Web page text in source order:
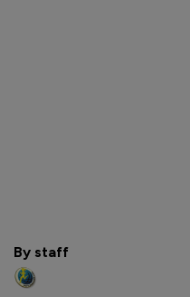
By staff